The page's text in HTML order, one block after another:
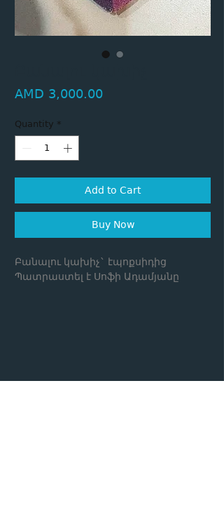
AMD 3,000.00Price
Quantity *
Add to Cart
Buy Now
Բանալու կախիչ` էպոքսիդից
Պատրաստել է Սոֆի Ադամյանը